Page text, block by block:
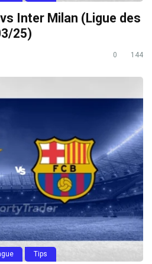
Inter Milan (Ligue des
25)
0 144
Tips